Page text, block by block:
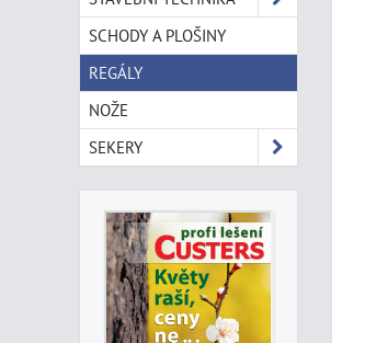
SCHODY A PLOŠINY
REGÁLY
NOŽE
SEKERY